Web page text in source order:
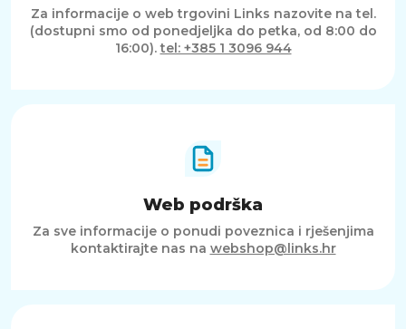
Za informacije o web trgovini Links nazovite na tel.
(dostupni smo od ponedjeljka do petka, od 8:00 do
16:00).tel: +385 1 3096 944
Web podrška
Za sve informacije o ponudi poveznica i rješenjima
kontaktirajte nas na webshop@links.hr